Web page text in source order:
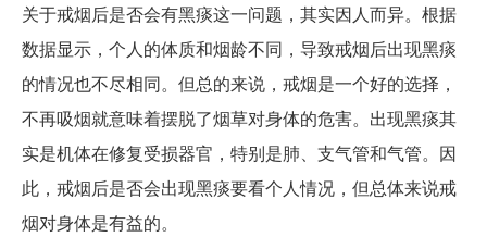
关于戒烟后是否会有黑痰这一问题，其实因人而异。根据
数据显示，个人的体质和烟龄不同，导致戒烟后出现黑痰
的情况也不尽相同。但总的来说，戒烟是一个好的选择，
不再吸烟就意味着摆脱了烟草对身体的危害。出现黑痰其
实是机体在修复受损器官，特别是肺、支气管和气管。因
此，戒烟后是否会出现黑痰要看个人情况，但总体来说戒
烟对身体是有益的。